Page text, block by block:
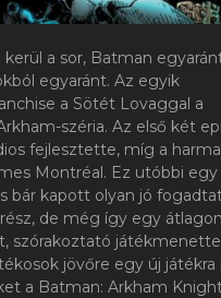
kerül a sor, Batman
egyaránt. Az egyik
a Sötét Lovaggal a
széria. Az első két
fejlesztette, míg a
Montréal. Ez utóbbi egy
bár kapott olyan jó
de még így egy
szórakoztató
jövőre egy új játékra
a Batman: Arkham